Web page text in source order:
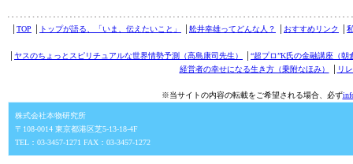
TOP トップが語る、「いま、伝えたいこと」 舩井幸雄ってどんな人？ おすすめリンク
ヤスのちょっとスピリチュアルな世界情勢予測（高島康司先生）
“超プロ”K氏の金融講座（朝
経営者の幸せになる生き方（乗附なほみ）
リ
※当サイトの内容の転載をご希望される場合、必ず
株式会社本物研究所
〒108-0014 東京都港区芝5-13-18-4F
TEL：03-3457-1271 FAX：03-3457-1272